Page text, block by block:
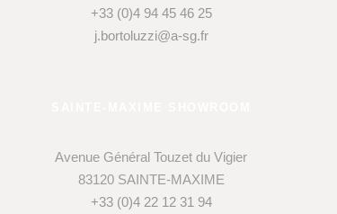
+33 (0)4 94 45 46 25
j.bortoluzzi@a-sg.fr
Avenue Général Touzet du Vigier
83120 SAINTE-MAXIME
+33 (0)4 22 12 31 94